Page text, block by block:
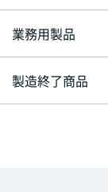
業務用製品
製造終了商品